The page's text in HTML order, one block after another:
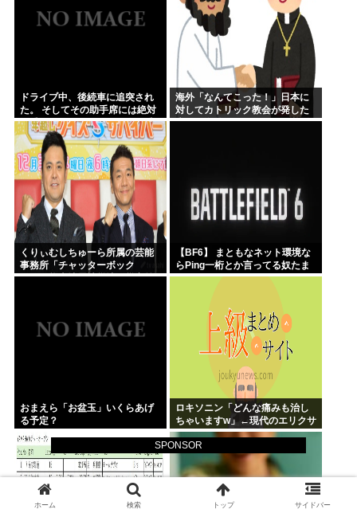
SPONSOR
ドライブ中、後続車に追突され
た。 そしてその助手席には絶対
に乗っていてはいけない人が乗
っていた。どうすればいいん
だ……..
海外「なんてこった！」日本に
対してカトリック教会が発した
声明に海外からコメントが殺到
くりぃむしちゅーら所属の芸能
事務所「チャッターボック
ス」、熊本地震被災地に災害義
【BF6】 まともなネット環境な
らPing一桁とか言ってる奴たま
にいるけどマヌケすぎる
おまえら「お盆玉」いくらあげ
る予定？
ロキソニン「どんな痛みも治し
ちゃいますw」←現代のエリクサ
ーやろ…
ホーム 検索 トップ サイドバー